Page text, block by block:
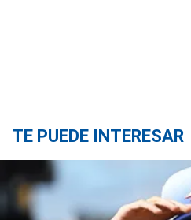
TE PUEDE INTERESAR